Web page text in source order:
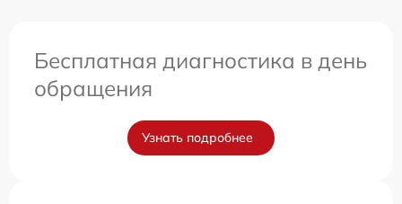
Бесплатная диагностика в день
обращения
Узнать подробнее